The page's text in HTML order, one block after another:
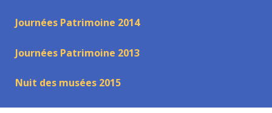
Journées Patrimoine 2014
Journées Patrimoine 2013
Nuit des musées 2015